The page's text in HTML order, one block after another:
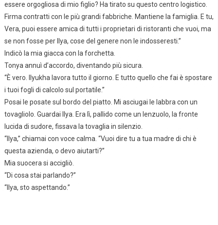
essere orgogliosa di mio figlio? Ha tirato su questo centro logistico.
Firma contratti con le più grandi fabbriche. Mantiene la famiglia. E tu,
Vera, puoi essere amica di tutti i proprietari di ristoranti che vuoi, ma
se non fosse per Ilya, cose del genere non le indosseresti.”
Indicò la mia giacca con la forchetta.
Tonya annuì d’accordo, diventando più sicura.
“È vero. Ilyukha lavora tutto il giorno. E tutto quello che fai è spostare
i tuoi fogli di calcolo sul portatile.”
Posai le posate sul bordo del piatto. Mi asciugai le labbra con un
tovagliolo. Guardai Ilya. Era lì, pallido come un lenzuolo, la fronte
lucida di sudore, fissava la tovaglia in silenzio.
“Ilya,” chiamai con voce calma. “Vuoi dire tu a tua madre di chi è
questa azienda, o devo aiutarti?”
Mia suocera si accigliò.
“Di cosa stai parlando?”
“Ilya, sto aspettando.”